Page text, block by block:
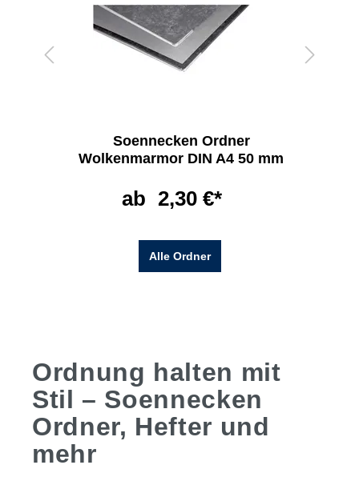
Soennecken Ordner
Wolkenmarmor DIN A4 50 mm
ab 2,30 €*
Alle Ordner
Ordnung halten mit
Stil – Soennecken
Ordner, Hefter und
mehr